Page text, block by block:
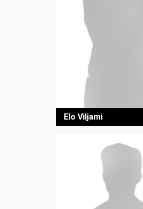
Elo Viljami